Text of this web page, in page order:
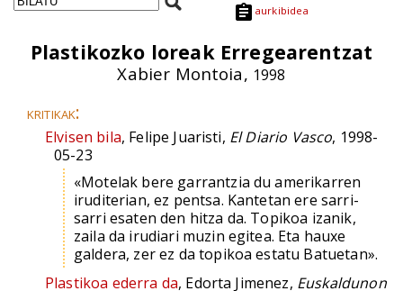
aurkibidea
Plastikozko loreak Erregearentzat
Xabier Montoia, 1998
kritikak:
Elvisen bila, Felipe Juaristi, El Diario Vasco, 1998-
05-23
«Motelak bere garrantzia du amerikarren
iruditerian, ez pentsa. Kantetan ere sarri-
sarri esaten den hitza da. Topikoa izanik,
zaila da irudiari muzin egitea. Eta hauxe
galdera, zer ez da topikoa estatu Batuetan».
Plastikoa ederra da, Edorta Jimenez, Euskaldunon